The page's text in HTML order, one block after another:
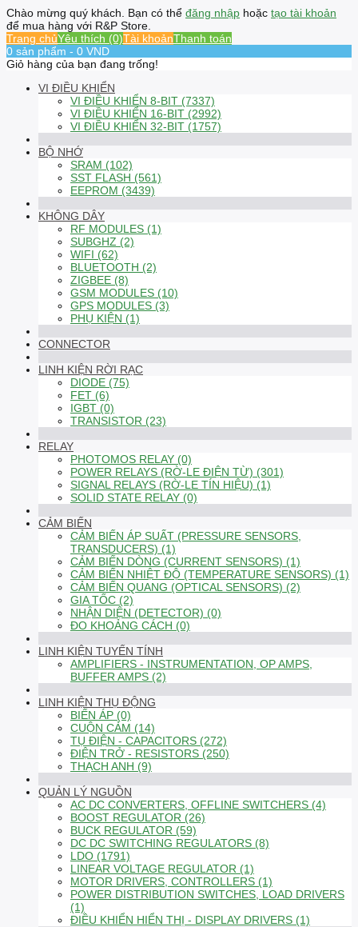
Chào mừng quý khách. Bạn có thể đăng nhập hoặc tạo tài khoản
để mua hàng với R&P Store.
Trang chủYêu thích (0)Tài khoảnThanh toán
0 sản phẩm - 0 VND
Giỏ hàng của bạn đang trống!
VI ĐIỀU KHIỂN
VI ĐIỀU KHIỂN 8-BIT (7337)
VI ĐIỀU KHIỂN 16-BIT (2992)
VI ĐIỀU KHIỂN 32-BIT (1757)
BỘ NHỚ
SRAM (102)
SST FLASH (561)
EEPROM (3439)
KHÔNG DÂY
RF MODULES (1)
SUBGHZ (2)
WIFI (62)
BLUETOOTH (2)
ZIGBEE (8)
GSM MODULES (10)
GPS MODULES (3)
PHỤ KIỆN (1)
CONNECTOR
LINH KIỆN RỜI RẠC
DIODE (75)
FET (6)
IGBT (0)
TRANSISTOR (23)
RELAY
PHOTOMOS RELAY (0)
POWER RELAYS (RỜ-LE ĐIỆN TỪ) (301)
SIGNAL RELAYS (RỜ-LE TÍN HIỆU) (1)
SOLID STATE RELAY (0)
CẢM BIẾN
CẢM BIẾN ÁP SUẤT (PRESSURE SENSORS,
TRANSDUCERS) (1)
CẢM BIẾN DÒNG (CURRENT SENSORS) (1)
CẢM BIẾN NHIỆT ĐỘ (TEMPERATURE SENSORS) (1)
CẢM BIẾN QUANG (OPTICAL SENSORS) (2)
GIA TỐC (2)
NHẬN DIỆN (DETECTOR) (0)
ĐO KHOẢNG CÁCH (0)
LINH KIỆN TUYẾN TÍNH
AMPLIFIERS - INSTRUMENTATION, OP AMPS,
BUFFER AMPS (2)
LINH KIỆN THỤ ĐỘNG
BIẾN ÁP (0)
CUỘN CẢM (14)
TỤ ĐIỆN - CAPACITORS (272)
ĐIỆN TRỞ - RESISTORS (250)
THẠCH ANH (9)
QUẢN LÝ NGUỒN
AC DC CONVERTERS, OFFLINE SWITCHERS (4)
BOOST REGULATOR (26)
BUCK REGULATOR (59)
DC DC SWITCHING REGULATORS (8)
LDO (1791)
LINEAR VOLTAGE REGULATOR (1)
MOTOR DRIVERS, CONTROLLERS (1)
POWER DISTRIBUTION SWITCHES, LOAD DRIVERS
(1)
ĐIỀU KHIỂN HIỂN THỊ - DISPLAY DRIVERS (1)